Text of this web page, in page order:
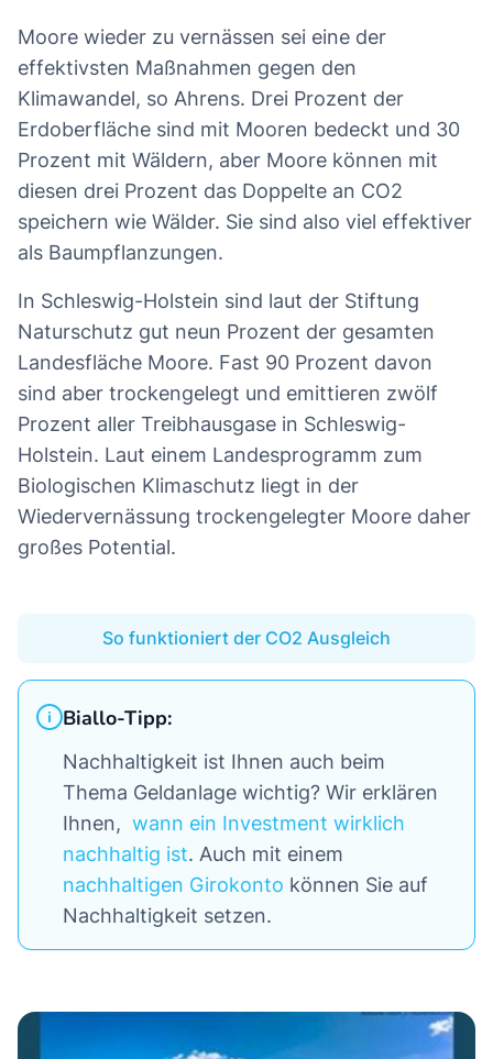
Moore wieder zu vernässen sei eine der
effektivsten Maßnahmen gegen den
Klimawandel, so Ahrens. Drei Prozent der
Erdoberfläche sind mit Mooren bedeckt und 30
Prozent mit Wäldern, aber Moore können mit
diesen drei Prozent das Doppelte an CO2
speichern wie Wälder. Sie sind also viel effektiver
als Baumpflanzungen.
In Schleswig-Holstein sind laut der Stiftung
Naturschutz gut neun Prozent der gesamten
Landesfläche Moore. Fast 90 Prozent davon
sind aber trockengelegt und emittieren zwölf
Prozent aller Treibhausgase in Schleswig-
Holstein. Laut einem Landesprogramm zum
Biologischen Klimaschutz liegt in der
Wiedervernässung trockengelegter Moore daher
großes Potential.
So funktioniert der CO2 Ausgleich
Biallo-Tipp:
Nachhaltigkeit ist Ihnen auch beim
Thema Geldanlage wichtig? Wir erklären
Ihnen, wann ein Investment wirklich
nachhaltig ist. Auch mit einem
nachhaltigen Girokonto können Sie auf
Nachhaltigkeit setzen.